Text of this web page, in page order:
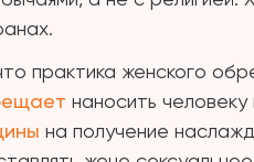
практика женского
наносить
на получение